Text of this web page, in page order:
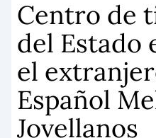
Centro de
del Estado
el
Español
Jovellanos